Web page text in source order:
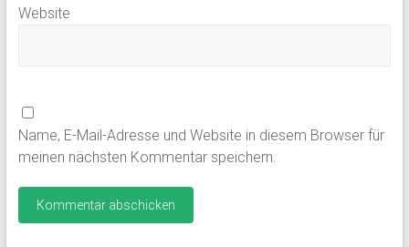
Website
Name, E-Mail-Adresse und Website in diesem Browser für
meinen nächsten Kommentar speichern.